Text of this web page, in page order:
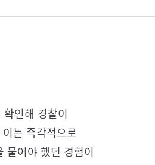
인해 경찰이
는 즉각적으로
물어야 했던 경험이